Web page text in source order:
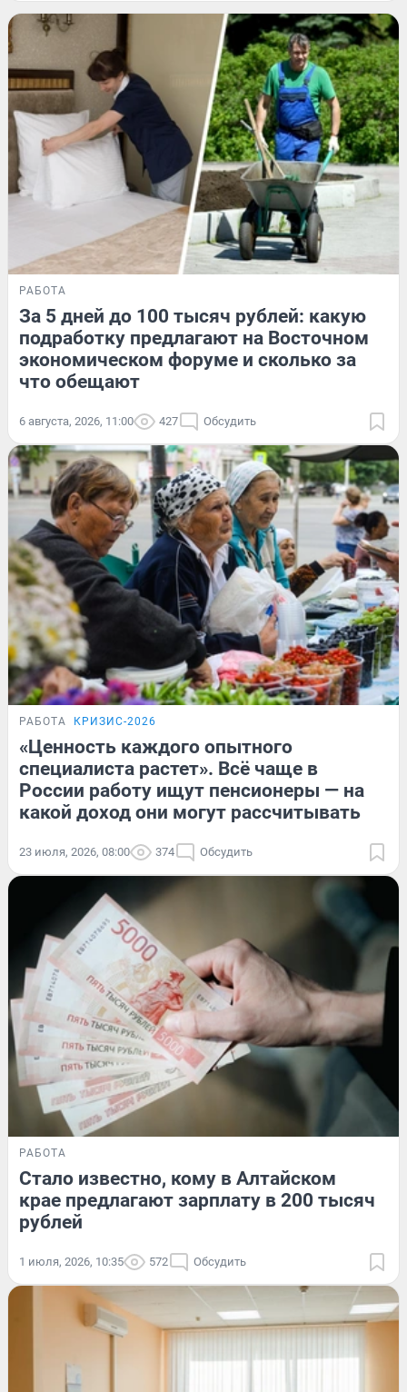
РАБОТА
За 5 дней до 100 тысяч рублей: какую
подработку предлагают на Восточном
экономическом форуме и сколько за
что обещают
6 августа, 2026, 11:00 427 Обсудить
РАБОТА КРИЗИС-2026
«Ценность каждого опытного
специалиста растет». Всё чаще в
России работу ищут пенсионеры — на
какой доход они могут рассчитывать
23 июля, 2026, 08:00 374 Обсудить
РАБОТА
Стало известно, кому в Алтайском
крае предлагают зарплату в 200 тысяч
рублей
1 июля, 2026, 10:35 572 Обсудить